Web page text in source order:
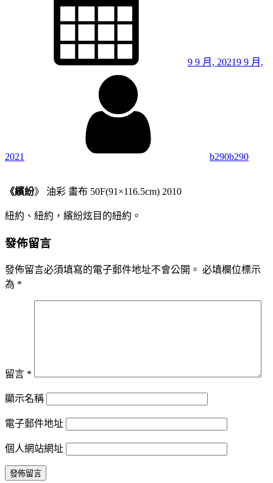
9 9 月, 20219 9 月,
2021 b290b290
《繽紛》 油彩 畫布 50F(91×116.5cm) 2010
紐約、紐約，繽紛炫目的紐約。
發佈留言
發佈留言必須填寫的電子郵件地址不會公開。 必填欄位標示
為 *
留言 *
顯示名稱
電子郵件地址
個人網站網址